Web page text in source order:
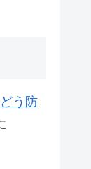
う防